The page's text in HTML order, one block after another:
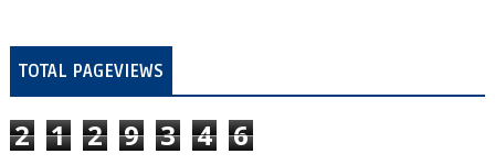
TOTAL PAGEVIEWS
2 1 2 9 3 4 6